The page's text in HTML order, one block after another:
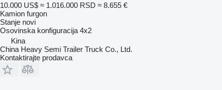
10.000 US$ ≈ 1.016.000 RSD ≈ 8.655 €
Kamion furgon
Stanje novi
Osovinska konfiguracija 4x2
Kina
China Heavy Semi Trailer Truck Co., Ltd.
Kontaktirajte prodavca